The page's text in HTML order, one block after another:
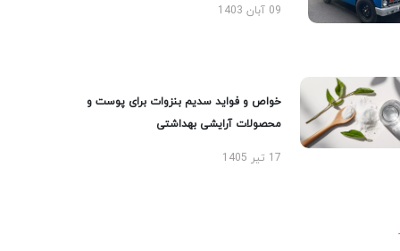
09 آبان 1403
خواص و فواید سدیم بنزوات برای پوست و
محصولات آرایشی بهداشتی
17 تیر 1405